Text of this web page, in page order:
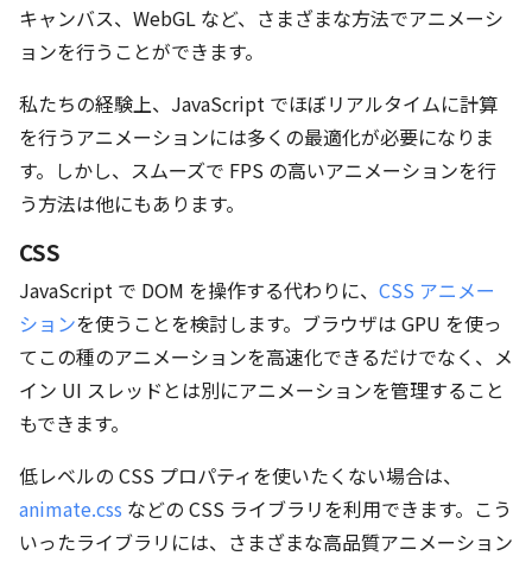
キャンバス、WebGL など、さまざまな方法でアニメーシ
ョンを行うことができます。
私たちの経験上、JavaScript でほぼリアルタイムに計算
を行うアニメーションには多くの最適化が必要になりま
す。しかし、スムーズで FPS の高いアニメーションを行
う方法は他にもあります。
CSS
JavaScript で DOM を操作する代わりに、 CSS アニメー
ションを使うことを検討します。ブラウザは GPU を使っ
てこの種のアニメーションを高速化できるだけでなく、メ
イン UI スレッドとは別にアニメーションを管理すること
もできます。
低レベルの CSS プロパティを使いたくない場合は、
animate.css などの CSS ライブラリを利用できます。こう
いったライブラリには、さまざまな高品質アニメーション